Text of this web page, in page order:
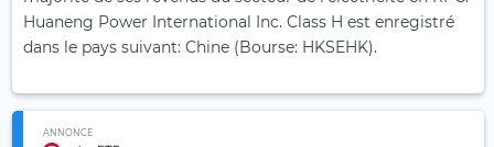
Huaneng Power International Inc. Class H est enregistré
dans le pays suivant: Chine (Bourse: HKSEHK).
ANNONCE